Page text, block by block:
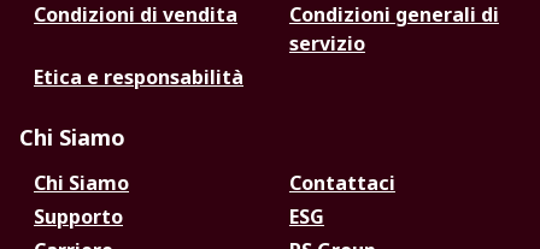
Condizioni di vendita
Condizioni generali di
servizio
Etica e responsabilità
Chi Siamo
Chi Siamo
Contattaci
Supporto
ESG